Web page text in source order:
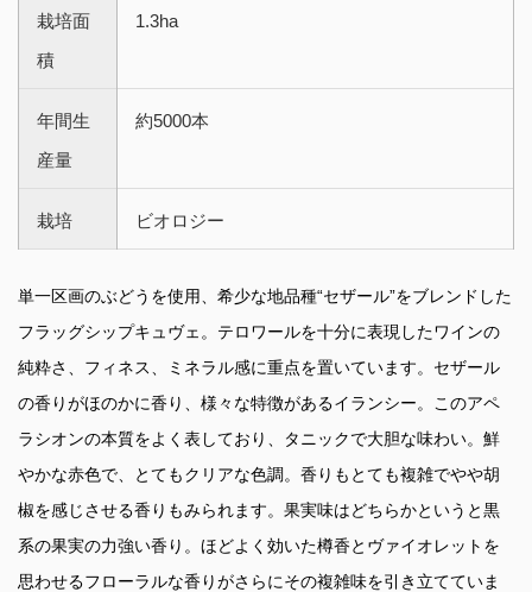
栽培面
積
1.3ha
年間生
産量
約5000本
栽培 ビオロジー
単一区画のぶどうを使用、希少な地品種“セザール”をブレンドした
フラッグシップキュヴェ。テロワールを十分に表現したワインの
純粋さ、フィネス、ミネラル感に重点を置いています。セザール
の香りがほのかに香り、様々な特徴があるイランシー。このアペ
ラシオンの本質をよく表しており、タニックで大胆な味わい。鮮
やかな赤色で、とてもクリアな色調。香りもとても複雑でやや胡
椒を感じさせる香りもみられます。果実味はどちらかというと黒
系の果実の力強い香り。ほどよく効いた樽香とヴァイオレットを
思わせるフローラルな香りがさらにその複雑味を引き立てていま